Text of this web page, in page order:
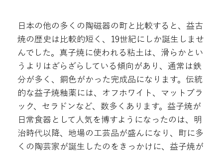
日本の他の多くの陶磁器の町と比較すると、益古
焼の歴史は比較的短く、19世紀にしか誕生しませ
んでした。真子焼に使われる粘土は、滑らかとい
うよりはざらざらしている傾向があり、通常は鉄
分が多く、銅色がかった完成品になります。伝統
的な益子焼釉薬には、オフホワイト、マットブラ
ック、セラドンなど、数多くあります。益子焼が
日常食器として人気を博すようになったのは、明
治時代以降、地場の工芸品が盛んになり、町に多
くの陶芸家が誕生したのをきっかけに、益子焼が